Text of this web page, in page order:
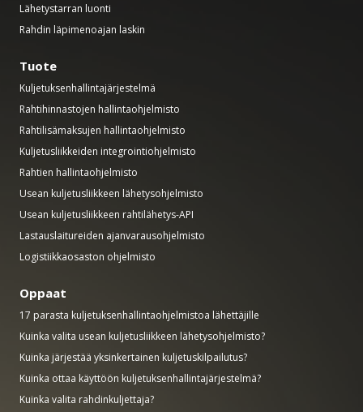
Lähetystarran luonti
Rahdin läpimenoajan laskin
Tuote
Kuljetuksenhallintajärjestelmä
Rahtihinnastojen hallintaohjelmisto
Rahtilisämaksujen hallintaohjelmisto
Kuljetusliikkeiden integrointiohjelmisto
Rahtien hallintaohjelmisto
Usean kuljetusliikkeen lähetysohjelmisto
Usean kuljetusliikkeen rahtilähetys-API
Lastauslaitureiden ajanvarausohjelmisto
Logistiikkaosaston ohjelmisto
Oppaat
17 parasta kuljetuksenhallintaohjelmistoa lähettäjille
Kuinka valita usean kuljetusliikkeen lähetysohjelmisto?
Kuinka järjestää yksinkertainen kuljetuskilpailutus?
Kuinka ottaa käyttöön kuljetuksenhallintajärjestelmä?
Kuinka valita rahdinkuljettaja?